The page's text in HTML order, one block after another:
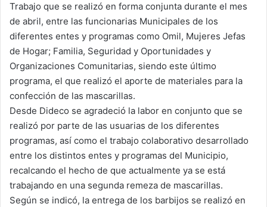
Trabajo que se realizó en forma conjunta durante el mes
de abril, entre las funcionarias Municipales de los
diferentes entes y programas como Omil, Mujeres Jefas
de Hogar; Familia, Seguridad y Oportunidades y
Organizaciones Comunitarias, siendo este último
programa, el que realizó el aporte de materiales para la
confección de las mascarillas.
Desde Dideco se agradeció la labor en conjunto que se
realizó por parte de las usuarias de los diferentes
programas, así como el trabajo colaborativo desarrollado
entre los distintos entes y programas del Municipio,
recalcando el hecho de que actualmente ya se está
trabajando en una segunda remeza de mascarillas.
Según se indicó, la entrega de los barbijos se realizó en